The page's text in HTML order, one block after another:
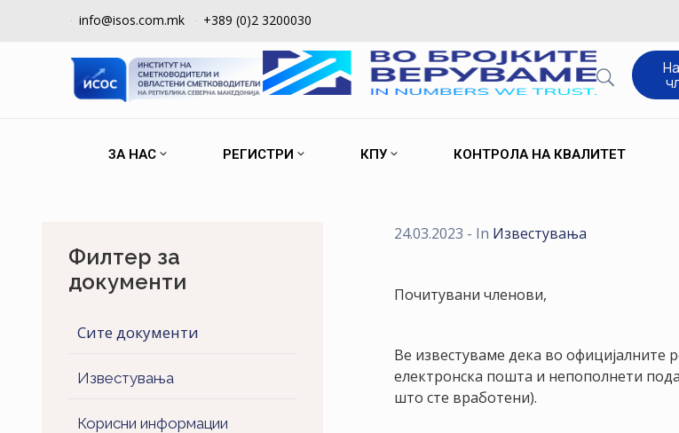
info@isos.com.mk +389 (0)2 3200030
ЗА НАС РЕГИСТРИ КПУ КОНТРОЛА НА КВАЛИТЕТ
Филтер за
документи
Сите документи
Известувања
Корисни информации
24.03.2023 - In Известувања
Почитувани членови,
Ве известуваме дека во официјалните
електронска пошта и непополнети
што сте вработени).